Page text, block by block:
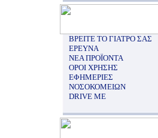
ΒΡΕΙΤΕ ΤΟ ΓΙΑΤΡΟ ΣΑΣ
ΕΡΕΥΝΑ
ΝΕΑ ΠΡΟΪΟΝΤΑ
ΟΡΟΙ ΧΡΗΣΗΣ
ΕΦΗΜΕΡΙΕΣ
ΝΟΣΟΚΟΜΕΙΩΝ
DRIVE ME